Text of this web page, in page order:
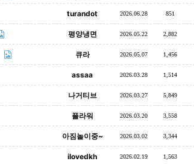
turandot 2026.06.28 851
평양냉면 2026.05.22 2,882
큐라 2026.05.07 1,456
assaa 2026.03.28 1,514
나거티브 2026.03.27 5,849
플라워 2026.03.20 3,558
아짐놀이중~ 2026.03.02 3,344
ilovedkh 2026.02.19 1,563